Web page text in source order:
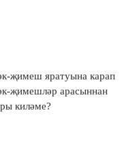
җимеш яратуына карап
җимешләр арасыннан
киләме?